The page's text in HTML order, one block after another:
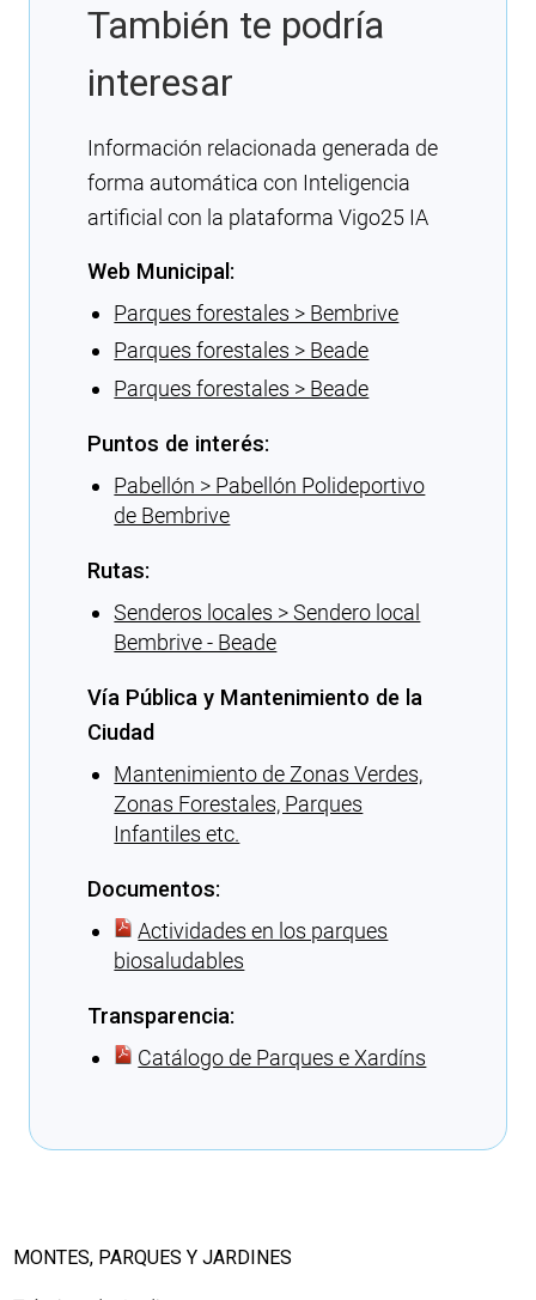
También te podría
interesar
Información relacionada generada de
forma automática con Inteligencia
artificial con la plataforma Vigo25 IA
Web Municipal:
Parques forestales > Bembrive
Parques forestales > Beade
Parques forestales > Beade
Puntos de interés:
Pabellón > Pabellón Polideportivo
de Bembrive
Rutas:
Senderos locales > Sendero local
Bembrive - Beade
Vía Pública y Mantenimiento de la
Ciudad
Mantenimiento de Zonas Verdes,
Zonas Forestales, Parques
Infantiles etc.
Documentos:
Actividades en los parques
biosaludables
Transparencia:
Catálogo de Parques e Xardíns
MONTES, PARQUES Y JARDINES